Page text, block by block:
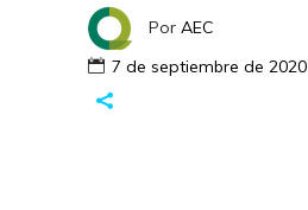
Por AEC
7 de septiembre de 2020